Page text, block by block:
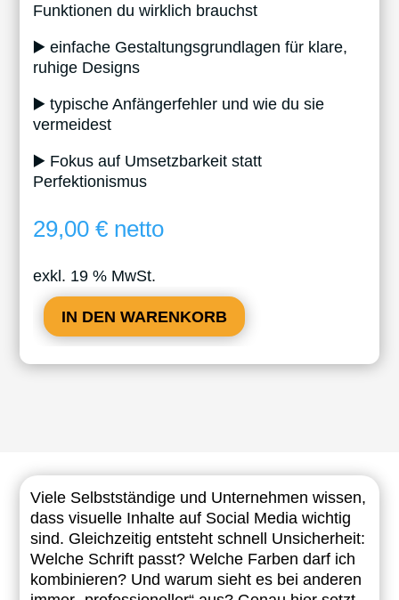
Funktionen du wirklich brauchst
▶️ einfache Gestaltungsgrundlagen für klare,
ruhige Designs
▶️ typische Anfängerfehler und wie du sie
vermeidest
▶️ Fokus auf Umsetzbarkeit statt
Perfektionismus
29,00€ netto
exkl. 19 % MwSt.
IN DEN WARENKORB
Viele Selbstständige und Unternehmen wissen,
dass visuelle Inhalte auf Social Media wichtig
sind. Gleichzeitig entsteht schnell Unsicherheit:
Welche Schrift passt? Welche Farben darf ich
kombinieren? Und warum sieht es bei anderen